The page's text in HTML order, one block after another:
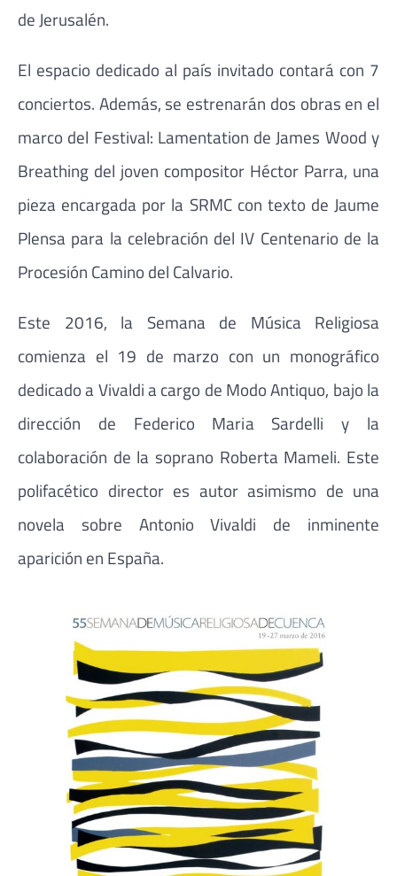
de Jerusalén.
El espacio dedicado al país invitado contará con 7
conciertos. Además, se estrenarán dos obras en el
marco del Festival: Lamentation de James Wood y
Breathing del joven compositor Héctor Parra, una
pieza encargada por la SRMC con texto de Jaume
Plensa para la celebración del IV Centenario de la
Procesión Camino del Calvario.
Este 2016, la Semana de Música Religiosa
comienza el 19 de marzo con un monográfico
dedicado a Vivaldi a cargo de Modo Antiquo, bajo la
dirección de Federico Maria Sardelli y la
colaboración de la soprano Roberta Mameli. Este
polifacético director es autor asimismo de una
novela sobre Antonio Vivaldi de inminente
aparición en España.